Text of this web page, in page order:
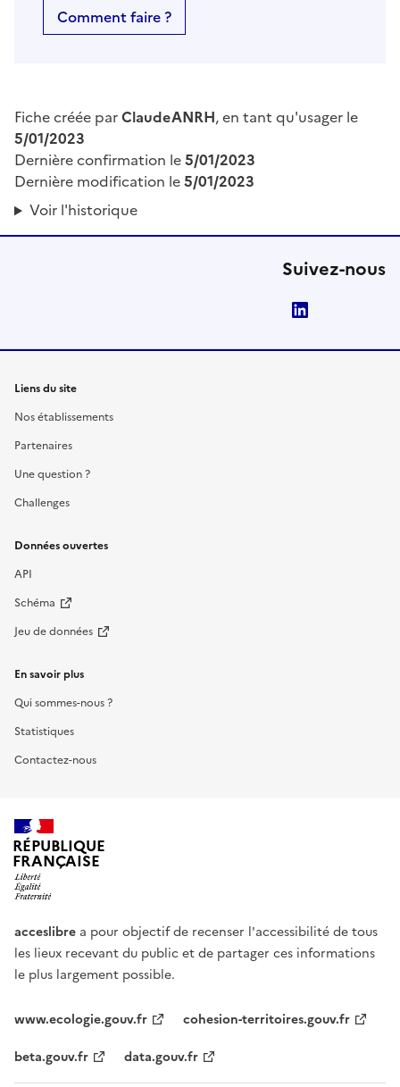
Comment faire ?
Fiche créée parClaudeANRH, en tant qu'usager le
5/01/2023
Dernière confirmation le5/01/2023
Dernière modification le5/01/2023
Voir l'historique
Suivez-nous
Liens du site
Nos établissements
Partenaires
Une question ?
Challenges
Données ouvertes
API
Schéma
Jeu de données
En savoir plus
Qui sommes-nous ?
Statistiques
Contactez-nous
RÉPUBLIQUE
FRANÇAISE
acceslibre a pour objectif de recenser l'accessibilité de tous
les lieux recevant du public et de partager ces informations
le plus largement possible.
www.ecologie.gouv.fr
cohesion-territoires.gouv.fr
beta.gouv.fr
data.gouv.fr